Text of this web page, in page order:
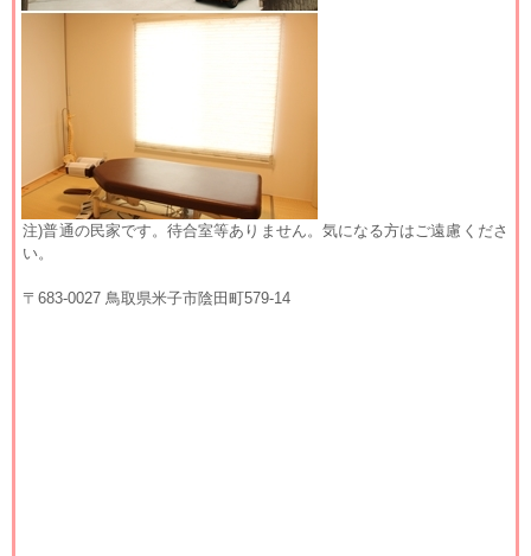
注)普通の民家です。待合室等ありません。気になる方はご遠慮くださ
い。
〒683-0027 鳥取県米子市陰田町579-14